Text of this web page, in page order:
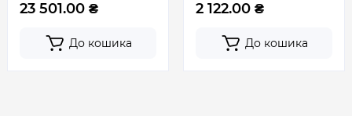
23 501.00 ₴
До кошика
2 122.00 ₴
До кошика